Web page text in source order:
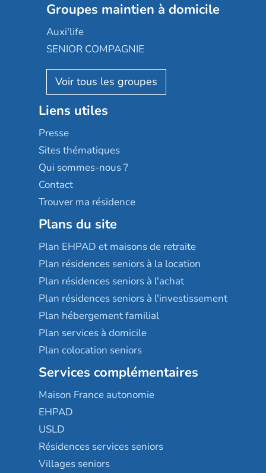
Les jardins d'Arcadie
Occitalia
Appartseniors
Reseda
Stella management
Les villages d'or
Sérénys
Résidences services Villa Médicis
Groupe SOS
Le Noble Âge
Almage
Résidalya
Groupe aplus
Groupes maintien à domicile
Auxi'life
SENIOR COMPAGNIE
AGE D'OR Services
Liens utiles
Presse
Sites thématiques
Qui sommes-nous ?
Contact
Trouver ma résidence
Plans du site
Plan EHPAD et maisons de retraite
Plan résidences seniors à la location
Plan résidences seniors à l'achat
Plan résidences seniors à l'investissement
Plan hébergement familial
Plan services à domicile
Plan colocation seniors
Services complémentaires
Maison France autonomie
EHPAD
USLD
Résidences services seniors
Villages seniors